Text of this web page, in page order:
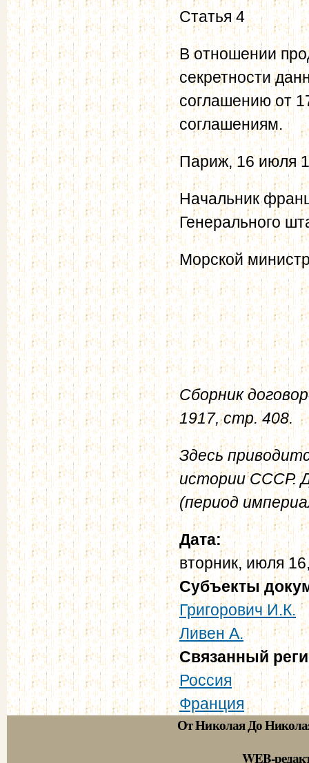
Статья 4
В отношении
секретности
соглашению от
соглашениям.
Париж, 16 июля
Начальник
Генерального
Морской
Сборник
1917, стр. 408.
Здесь
истории СССР.
(период
Дата:
вторник, июля
Субъекты
Григорович И.К.
Ливен А.
Связанный
Россия
Франция
От Николая До
WEB-